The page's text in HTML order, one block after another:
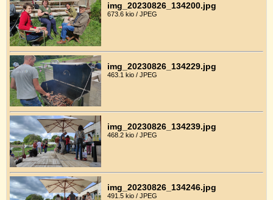
img_20230826_134200.jpg
673.6 kio / JPEG
img_20230826_134229.jpg
463.1 kio / JPEG
img_20230826_134239.jpg
468.2 kio / JPEG
img_20230826_134246.jpg
491.5 kio / JPEG